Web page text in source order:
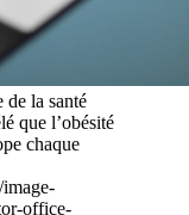
de la santé
que l’obésité
chaque
office-